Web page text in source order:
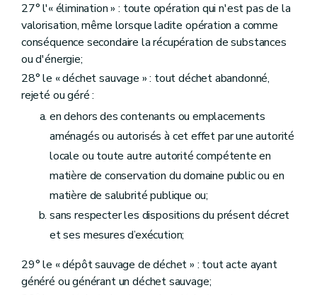
Art. 235
Art. 236
Art. 237
Art. 238
Art. 239
Art. 240
Art. 241
Art. 242
Art. 243
Art. 244
Art. 245
Art. 246
Art. 247
Art. 248
Art. 249
Art. 250
Sous-section 2 Décret du 27 juin 1996 relatif aux déchets
Sous-section 3 Décret du 6 mai 1999 relatif à l'établissement, au recouvrement et au contentieux en matière de taxes régionales wallonnes
Art. 253
27° l'« élimination » : toute opération qui n'est pas de la
valorisation, même lorsque ladite opération a comme
conséquence secondaire la récupération de substances
ou d'énergie;
28° le « déchet sauvage » : tout déchet abandonné,
rejeté ou géré :
en dehors des contenants ou emplacements
aménagés ou autorisés à cet effet par une autorité
locale ou toute autre autorité compétente en
matière de conservation du domaine public ou en
matière de salubrité publique ou;
sans respecter les dispositions du présent décret
et ses mesures d’exécution;
29° le « dépôt sauvage de déchet » : tout acte ayant
généré ou générant un déchet sauvage;